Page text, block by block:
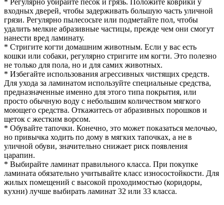
входных дверей, чтобы задерживать большую часть уличной
грязи. Регулярно пылесосьте или подметайте пол, чтобы
удалить мелкие абразивные частицы, прежде чем они смогут
нанести вред ламинату.
* Стригите когти домашним животным. Если у вас есть
кошки или собаки, регулярно стригите им когти. Это полезно
не только для пола, но и для самих животных.
* Избегайте использования агрессивных чистящих средств.
Для ухода за ламинатом используйте специальные средства,
предназначенные именно для этого типа покрытия, или
просто обычную воду с небольшим количеством мягкого
моющего средства. Откажитесь от абразивных порошков и
щеток с жестким ворсом.
* Обувайте тапочки. Конечно, это может показаться мелочью,
но привычка ходить по дому в мягких тапочках, а не в
уличной обуви, значительно снижает риск появления
царапин.
* Выбирайте ламинат правильного класса. При покупке
ламината обязательно учитывайте класс износостойкости. Для
жилых помещений с высокой проходимостью (коридоры,
кухни) лучше выбирать ламинат 32 или 33 класса.